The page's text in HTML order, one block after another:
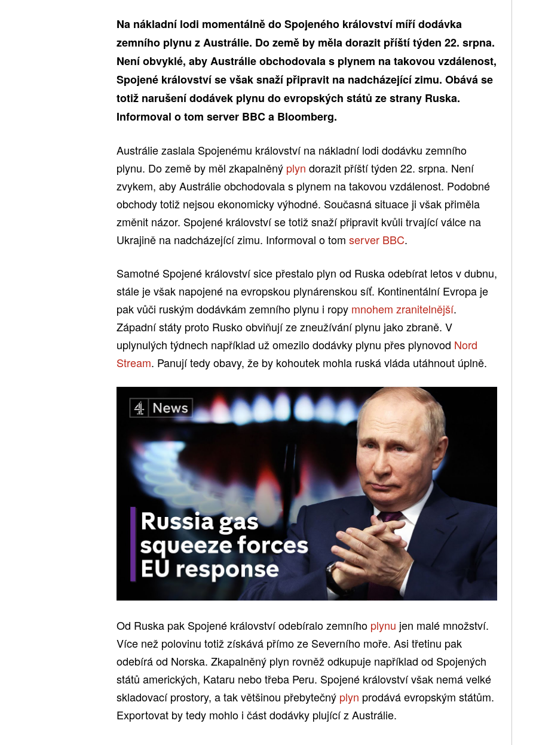
Na nákladní lodi momentálně do Spojeného království míří dodávka
zemního plynu z Austrálie. Do země by měla dorazit příští týden 22. srpna.
Není obvyklé, aby Austrálie obchodovala s plynem na takovou vzdálenost,
Spojené království se však snaží připravit na nadcházející zimu. Obává se
totiž narušení dodávek plynu do evropských států ze strany Ruska.
Informoval o tom server BBC a Bloomberg.
Austrálie zaslala Spojenému království na nákladní lodi dodávku zemního
plynu. Do země by měl zkapalněný plyn dorazit příští týden 22. srpna. Není
zvykem, aby Austrálie obchodovala s plynem na takovou vzdálenost. Podobné
obchody totiž nejsou ekonomicky výhodné. Současná situace ji však přiměla
změnit názor. Spojené království se totiž snaží připravit kvůli trvající válce na
Ukrajině na nadcházející zimu. Informoval o tom server BBC.
Samotné Spojené království sice přestalo plyn od Ruska odebírat letos v dubnu,
stále je však napojené na evropskou plynárenskou síť. Kontinentální Evropa je
pak vůči ruským dodávkám zemního plynu i ropy mnohem zranitelnější.
Západní státy proto Rusko obviňují ze zneužívání plynu jako zbraně. V
uplynulých týdnech například už omezilo dodávky plynu přes plynovod Nord
Stream. Panují tedy obavy, že by kohoutek mohla ruská vláda utáhnout úplně.
Od Ruska pak Spojené království odebíralo zemního plynu jen malé množství.
Více než polovinu totiž získává přímo ze Severního moře. Asi třetinu pak
odebírá od Norska. Zkapalněný plyn rovněž odkupuje například od Spojených
států amerických, Kataru nebo třeba Peru. Spojené království však nemá velké
skladovací prostory, a tak většinou přebytečný plyn prodává evropským státům.
Exportovat by tedy mohlo i část dodávky plující z Austrálie.